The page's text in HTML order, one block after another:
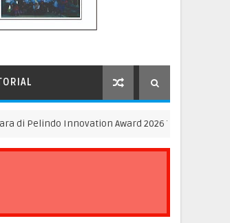
Innovation Award 2026 Tim K3SATRIA dan Tim